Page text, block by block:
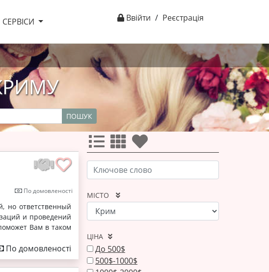
СЕРВІСИ Ввійти / Реєстрація
ПОШУК
МІСТО
ЦІНА
До 500$
500$-1000$
По домовленості
ответственный
и проведений
Вам в таком
По домовленості